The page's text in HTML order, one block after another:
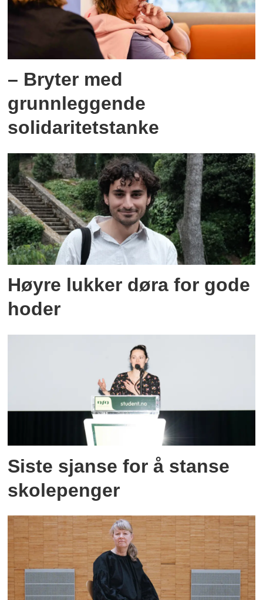
– Bryter med
grunnleggende
solidaritetstanke
Høyre lukker døra for gode
hoder
Siste sjanse for å stanse
skolepenger